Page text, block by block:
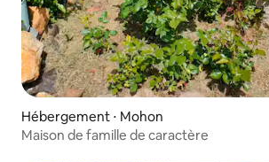
Hébergement ⋅ Mohon
Maison de famille de caractère